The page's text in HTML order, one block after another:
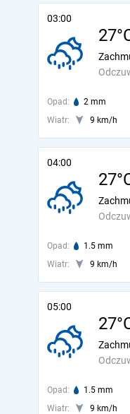
03:00
Opad: 2 mm
Wiatr:
9 km/h
04:00
Opad: 1.5 mm
Wiatr:
9 km/h
05:00
Opad: 1.5 mm
Wiatr:
9 km/h